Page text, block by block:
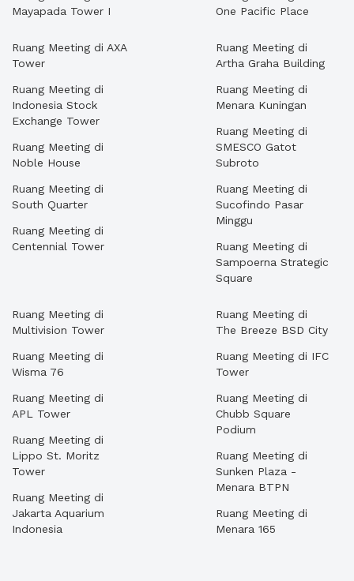
Mayapada Tower I
One Pacific Place
Ruang Meeting di AXA
Tower
Ruang Meeting di
Indonesia Stock
Exchange Tower
Ruang Meeting di
Noble House
Ruang Meeting di
South Quarter
Ruang Meeting di
Centennial Tower
Ruang Meeting di
Artha Graha Building
Ruang Meeting di
Menara Kuningan
Ruang Meeting di
SMESCO Gatot
Subroto
Ruang Meeting di
Sucofindo Pasar
Minggu
Ruang Meeting di
Sampoerna Strategic
Square
Ruang Meeting di
Multivision Tower
Ruang Meeting di
Wisma 76
Ruang Meeting di
APL Tower
Ruang Meeting di
Lippo St. Moritz
Tower
Ruang Meeting di
Jakarta Aquarium
Indonesia
Ruang Meeting di
The Breeze BSD City
Ruang Meeting di IFC
Tower
Ruang Meeting di
Chubb Square
Podium
Ruang Meeting di
Sunken Plaza -
Menara BTPN
Ruang Meeting di
Menara 165